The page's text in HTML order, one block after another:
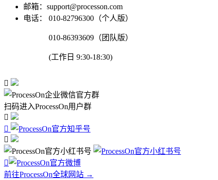
邮箱：support@processon.com
电话：
010-82796300（个人版）
010-86393609（团队版）
(工作日 9:30-18:30)

扫码进入ProcessOn用户群




前往ProcessOn全球网站 →